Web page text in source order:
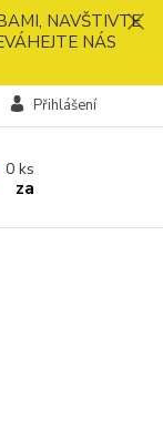
NAVŠTIVTE
NÁS
Přihlášení
0 ks
za